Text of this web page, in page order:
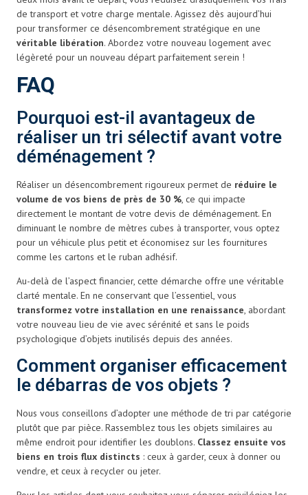
de transport et votre charge mentale. Agissez dès aujourd’hui
pour transformer ce désencombrement stratégique en une
véritable libération. Abordez votre nouveau logement avec
légèreté pour un nouveau départ parfaitement serein !
FAQ
Pourquoi est-il avantageux de
réaliser un tri sélectif avant votre
déménagement ?
Réaliser un désencombrement rigoureux permet de réduire le
volume de vos biens de près de 30 %, ce qui impacte
directement le montant de votre devis de déménagement. En
diminuant le nombre de mètres cubes à transporter, vous optez
pour un véhicule plus petit et économisez sur les fournitures
comme les cartons et le ruban adhésif.
Au-delà de l’aspect financier, cette démarche offre une véritable
clarté mentale. En ne conservant que l’essentiel, vous
transformez votre installation en une renaissance, abordant
votre nouveau lieu de vie avec sérénité et sans le poids
psychologique d’objets inutilisés depuis des années.
Comment organiser efficacement
le débarras de vos objets ?
Nous vous conseillons d’adopter une méthode de tri par catégorie
plutôt que par pièce. Rassemblez tous les objets similaires au
même endroit pour identifier les doublons. Classez ensuite vos
biens en trois flux distincts : ceux à garder, ceux à donner ou
vendre, et ceux à recycler ou jeter.